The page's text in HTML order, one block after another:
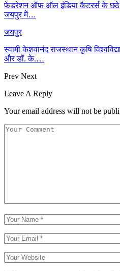
फेडरेशन ऑफ ऑल इंडिया कैटरर्स के छठे
जयपुर में…
जयपुर
स्वामी केशवानंद राजस्थान कृषि
और डॉ. के.…
Prev Next
Leave A Reply
Your email address will not be